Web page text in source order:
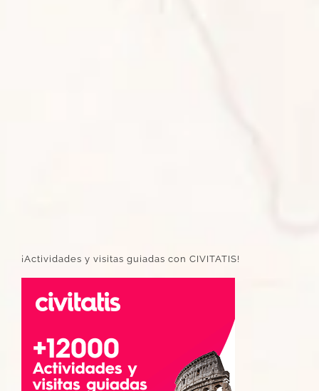
¡Actividades y visitas guiadas con CIVITATIS!